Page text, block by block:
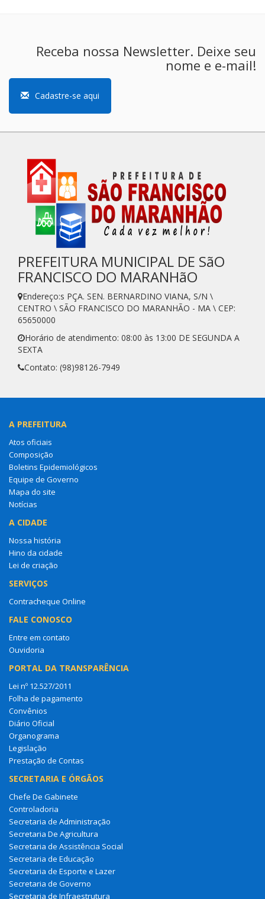
nome e e-mail!
PREFEITURA MUNICIPAL DE SãO
FRANCISCO DO MARANHãO
Endereço:s PÇA. SEN. BERNARDINO VIANA, S/N \
CENTRO \ SÃO FRANCISCO DO MARANHÃO - MA \ CEP:
65650000
Horário de atendimento: 08:00 às 13:00 DE SEGUNDA A
SEXTA
Contato: (98)98126-7949
Atos oficiais
Composição
Boletins Epidemiológicos
Equipe de Governo
Mapa do site
Notícias
A CIDADE
Nossa história
Hino da cidade
Lei de criação
SERVIÇOS
Contracheque Online
FALE CONOSCO
Entre em contato
Ouvidoria
PORTAL DA TRANSPARÊNCIA
Lei nº 12.527/2011
Folha de pagamento
Convênios
Diário Oficial
Organograma
Legislação
Prestação de Contas
SECRETARIA E ÓRGÃOS
Chefe De Gabinete
Controladoria
Secretaria de Administração
Secretaria De Agricultura
Secretaria de Assistência Social
Secretaria de Educação
Secretaria de Esporte e Lazer
Secretaria de Governo
Secretaria de Infraestrutura
Secretaria De Saúde